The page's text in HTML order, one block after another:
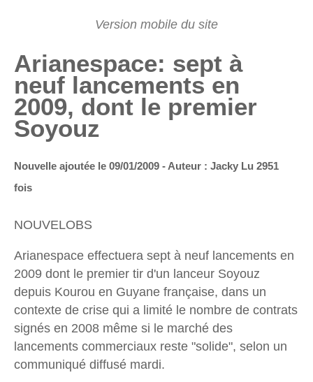
Arianespace: sept à
neuf lancements en
2009, dont le premier
Soyouz
Nouvelle ajoutée le 09/01/2009 - Auteur : Jacky Lu 2951
fois
NOUVELOBS
Arianespace effectuera sept à neuf lancements en
2009 dont le premier tir d'un lanceur Soyouz
depuis Kourou en Guyane française, dans un
contexte de crise qui a limité le nombre de contrats
signés en 2008 même si le marché des
lancements commerciaux reste "solide", selon un
communiqué diffusé mardi.